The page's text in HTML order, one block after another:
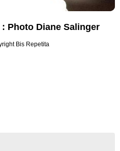
Photo Diane Salinger
Bis Repetita